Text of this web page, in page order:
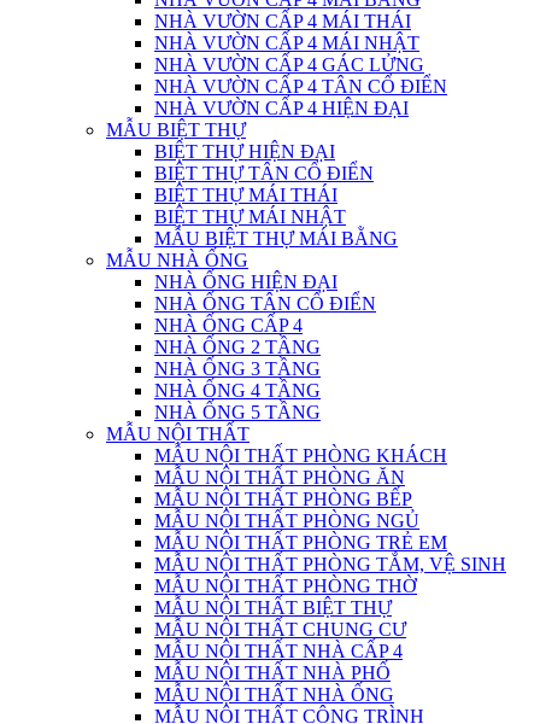
NHÀ VƯỜN CẤP 4 MÁI THÁI
NHÀ VƯỜN CẤP 4 MÁI NHẬT
NHÀ VƯỜN CẤP 4 GÁC LỬNG
NHÀ VƯỜN CẤP 4 TÂN CỔ ĐIỂN
NHÀ VƯỜN CẤP 4 HIỆN ĐẠI
MẪU BIỆT THỰ
BIỆT THỰ HIỆN ĐẠI
BIỆT THỰ TÂN CỔ ĐIỂN
BIỆT THỰ MÁI THÁI
BIỆT THỰ MÁI NHẬT
MẪU BIỆT THỰ MÁI BẰNG
MẪU NHÀ ỐNG
NHÀ ỐNG HIỆN ĐẠI
NHÀ ỐNG TÂN CỔ ĐIỂN
NHÀ ỐNG CẤP 4
NHÀ ỐNG 2 TẦNG
NHÀ ỐNG 3 TẦNG
NHÀ ỐNG 4 TẦNG
NHÀ ỐNG 5 TẦNG
MẪU NỘI THẤT
MẪU NỘI THẤT PHÒNG KHÁCH
MẪU NỘI THẤT PHÒNG ĂN
MẪU NỘI THẤT PHÒNG BẾP
MẪU NỘI THẤT PHÒNG NGỦ
MẪU NỘI THẤT PHÒNG TRẺ EM
MẪU NỘI THẤT PHÒNG TẮM, VỆ SINH
MẪU NỘI THẤT PHÒNG THỜ
MẪU NỘI THẤT BIỆT THỰ
MẪU NỘI THẤT CHUNG CƯ
MẪU NỘI THẤT NHÀ CẤP 4
MẪU NỘI THẤT NHÀ PHỐ
MẪU NỘI THẤT NHÀ ỐNG
MẪU NỘI THẤT CÔNG TRÌNH